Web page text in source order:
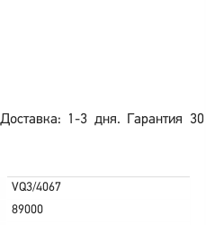
1-3 дня. Гарантия 30
VQ3/4067
89000